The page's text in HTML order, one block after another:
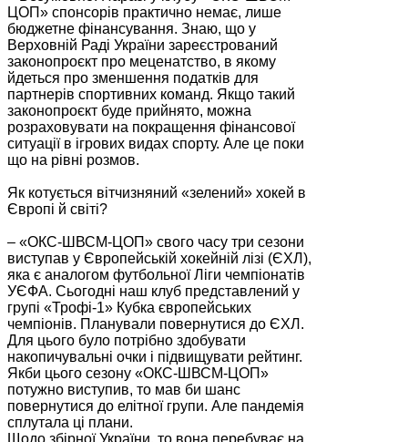
ЦОП» спонсорів практично немає, лише
бюджетне фінансування. Знаю, що у
Верховній Раді України зареєстрований
законопроєкт про меценатство, в якому
йдеться про зменшення податків для
партнерів спортивних команд. Якщо такий
законопроєкт буде прийнято, можна
розраховувати на покращення фінансової
ситуації в ігрових видах спорту. Але це поки
що на рівні розмов.
Як котується вітчизняний «зелений» хокей в
Європі й світі?
– «ОКС-ШВСМ-ЦОП» свого часу три сезони
виступав у Європейській хокейній лізі (ЄХЛ),
яка є аналогом футбольної Ліги чемпіонатів
УЄФА. Сьогодні наш клуб представлений у
групі «Трофі-1» Кубка європейських
чемпіонів. Планували повернутися до ЄХЛ.
Для цього було потрібно здобувати
накопичувальні очки і підвищувати рейтинг.
Якби цього сезону «ОКС-ШВСМ-ЦОП»
потужно виступив, то мав би шанс
повернутися до елітної групи. Але пандемія
сплутала ці плани.
Щодо збірної України, то вона перебуває на